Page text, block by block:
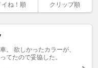
イね！順 クリップ順
。 欲しかったカラーが、
てたので妥協した。